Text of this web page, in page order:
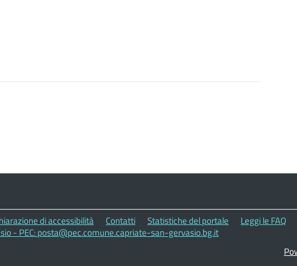
di accessibilità Contatti Statistiche del portale Leggi le FAQ
- PEC: posta@pec.comune.capriate-san-gervasio.bg.it